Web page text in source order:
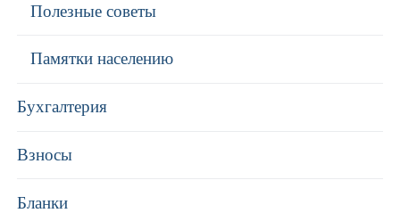
Полезные советы
Памятки населению
Бухгалтерия
Взносы
Бланки